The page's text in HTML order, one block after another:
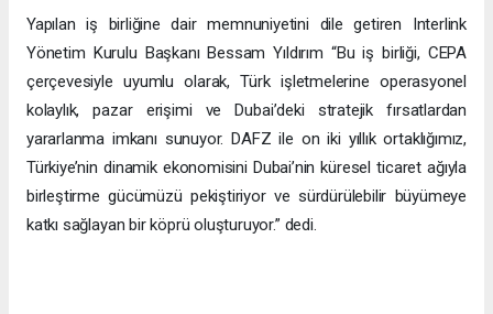
Yapılan iş birliğine dair memnuniyetini dile getiren Interlink
Yönetim Kurulu Başkanı Bessam Yıldırım “Bu iş birliği, CEPA
çerçevesiyle uyumlu olarak, Türk işletmelerine operasyonel
kolaylık, pazar erişimi ve Dubai’deki stratejik fırsatlardan
yararlanma imkanı sunuyor. DAFZ ile on iki yıllık ortaklığımız,
Türkiye’nin dinamik ekonomisini Dubai’nin küresel ticaret ağıyla
birleştirme gücümüzü pekiştiriyor ve sürdürülebilir büyümeye
katkı sağlayan bir köprü oluşturuyor.” dedi.